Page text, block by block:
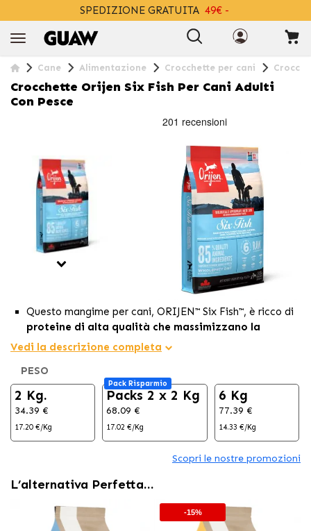
SPEDIZIONE GRATUITA 49€ -
Cane Alimentazione Crocchette per cani
Crocchette Orijen Six Fish Per Cani Adulti
Con Pesce
Questo mangime per cani, ORIJEN™ Six Fish™, è ricco di
proteine di alta qualità che massimizzano la
nutrizione.
85% di ingredienti a base di pesce di alta
qualità,
essenziali.
Il rivestimento liofilizzato di fegato aggiunge un
Canada.
Vedi la descrizione completa
PESO
2 Kg.
34.39 €
17.20 €/Kg
Pack Risparmio
Packs 2 x 2 Kg
68.09 €
17.02 €/Kg
6 Kg
77.39 €
14.33 €/Kg
Scopri le nostre promozioni
L’alternativa Perfetta…
-15%